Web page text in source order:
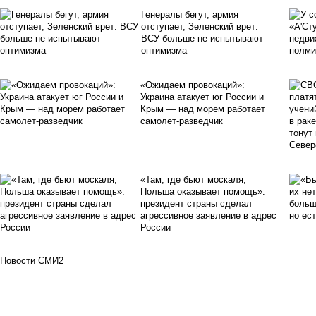
Генералы бегут, армия
отступает, Зеленский врет:
ВСУ больше не испытывают
оптимизма
«Ожидаем провокаций»:
Украина атакует юг России и
Крым — над морем работает
самолет-разведчик
«Там, где бьют москаля,
Польша оказывает помощь»:
президент страны сделал
агрессивное заявление в адрес
России
Новости СМИ2